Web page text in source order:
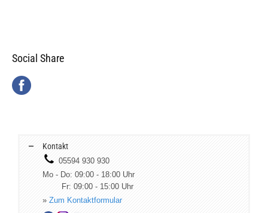
Social Share
Kontakt
05594 930 930
Mo - Do: 09:00 - 18:00 Uhr
Fr: 09:00 - 15:00 Uhr
» Zum Kontaktformular